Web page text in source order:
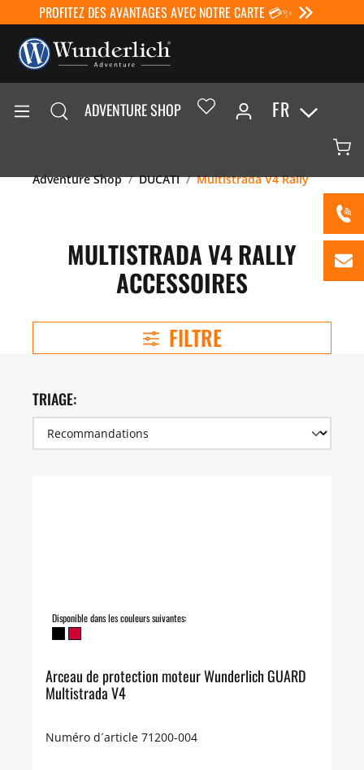
PROFITEZ DES AVANTAGES AVEC NOTRE CARTE 💳✨
ADVENTURE SHOP FR
Adventure Shop DUCATI Multistrada V4 Rally
MULTISTRADA V4 RALLY
ACCESSOIRES
FILTRE
TRIAGE:
Disponible dans les couleurs suivantes:
Arceau de protection moteur Wunderlich GUARD
Multistrada V4
Numéro d´article 71200-004